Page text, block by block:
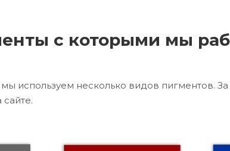
с которыми мы
используем несколько видов пигментов.